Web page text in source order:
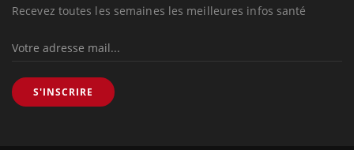
Recevez toutes les semaines les meilleures infos santé
S'INSCRIRE